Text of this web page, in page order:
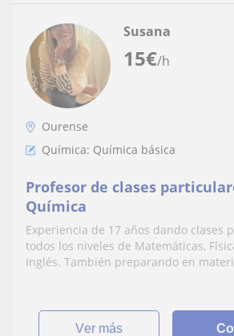
15€/h
Susana
Ourense
Química: Química básica
Profesor de clases
Química
Experiencia de 17 años dando clases
todos los niveles de Matemáticas,
Inglés. También preparando en
ver más